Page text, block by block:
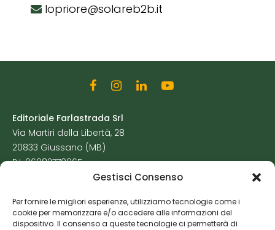
Gestisci Consenso
Per fornire le migliori esperienze, utilizziamo tecnologie come i
cookie per memorizzare e/o accedere alle informazioni del
dispositivo. Il consenso a queste tecnologie ci permetterà di
lopriore@solareb2b.it
Editoriale Farlastrada Srl
Via Martiri della Libertà, 28
20833 Giussano (MB)
P.I. 06982770965
Cookie Policy
Risorse Aggiuntive